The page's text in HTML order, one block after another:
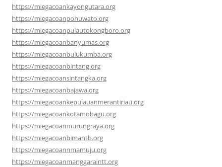
https://miegacoankayongutara.org
https://miegacoanpohuwato.org
https://miegacoanpulautokongboro.org
https://miegacoanbanyumas.org
https://miegacoanbulukumba.org
https://miegacoanbintang.org
https://miegacoansintangka.org
https://miegacoanbajawa.org
https://miegacoankepulauanmerantiriau.org
https://miegacoankotamobagu.org
https://miegacoanmurungraya.org
https://miegacoanbimantb.org
https://miegacoannmamuju.org
https://miegacoanmanggaraintt.org